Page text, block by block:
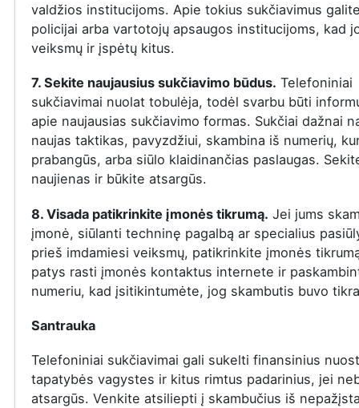
valdžios institucijoms. Apie tokius sukčiavimus
policijai arba vartotojų apsaugos institucijoms, kad
veiksmų ir įspėtų kitus.
7. Sekite naujausius sukčiavimo būdus. Telefoniniai
sukčiavimai nuolat tobulėja, todėl svarbu būti
apie naujausias sukčiavimo formas. Sukčiai dažnai
naujas taktikas, pavyzdžiui, skambina iš numerių,
prabangūs, arba siūlo klaidinančias paslaugas.
naujienas ir būkite atsargūs.
8. Visada patikrinkite įmonės tikrumą. Jei jums
įmonė, siūlanti techninę pagalbą ar specialius
prieš imdamiesi veiksmų, patikrinkite įmonės
patys rasti įmonės kontaktus internete ir
numeriu, kad įsitikintumėte, jog skambutis buvo
Santrauka
Telefoniniai sukčiavimai gali sukelti finansinius
tapatybės vagystes ir kitus rimtus padarinius, jei
atsargūs. Venkite atsiliepti į skambučius iš